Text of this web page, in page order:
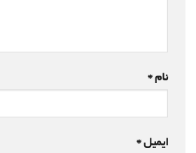
نام*
ایمیل*